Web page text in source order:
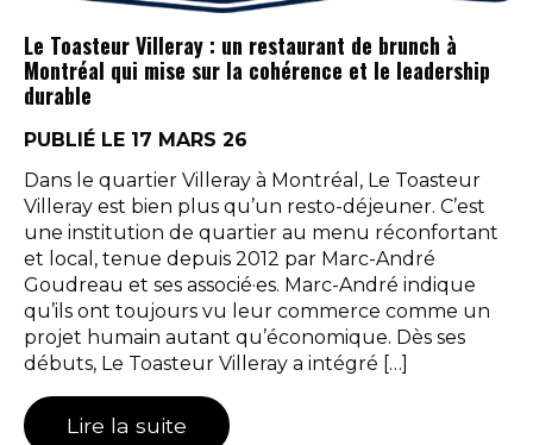
Le Toasteur Villeray : un restaurant de brunch à
Montréal qui mise sur la cohérence et le leadership
durable
PUBLIÉ LE 17 MARS 26
Dans le quartier Villeray à Montréal, Le Toasteur
Villeray est bien plus qu’un resto-déjeuner. C’est
une institution de quartier au menu réconfortant
et local, tenue depuis 2012 par Marc-André
Goudreau et ses associé·es. Marc-André indique
qu’ils ont toujours vu leur commerce comme un
projet humain autant qu’économique. Dès ses
débuts, Le Toasteur Villeray a intégré […]
Lire la suite